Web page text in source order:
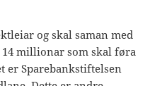
og skal saman med
millionar som skal føra
er Sparebankstiftelsen